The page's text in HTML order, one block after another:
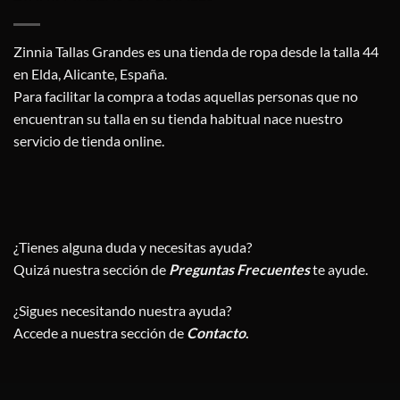
Zinnia Tallas Grandes es una tienda de ropa desde la talla 44
en Elda, Alicante, España.
Para facilitar la compra a todas aquellas personas que no
encuentran su talla en su tienda habitual nace nuestro
servicio de tienda online.
¿Tienes alguna duda y necesitas ayuda?
Quizá nuestra sección de Preguntas Frecuenteste ayude.
¿Sigues necesitando nuestra ayuda?
Accede a nuestra sección de Contacto.